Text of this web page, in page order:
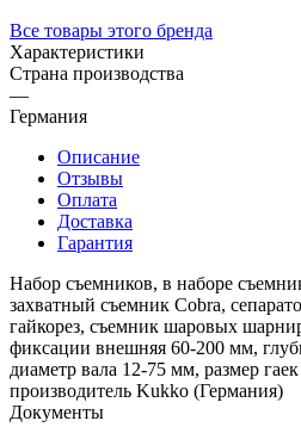
Все товары этого бренда
Характеристики
Страна производства
—
Германия
Описание
Отзывы
Оплата
Доставка
Гарантия
Набор съемников, в наборе
захватный съемник Cobra,
гайкорез, съемник шаровых
фиксации внешняя 60-200 мм,
диаметр вала 12-75 мм, размер
производитель Kukko (Германия)
Документы